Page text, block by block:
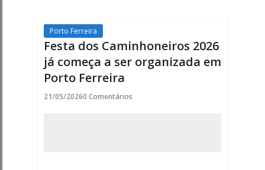
a
ser
organizada
Porto Ferreira
Festa dos Caminhoneiros 2026
já começa a ser organizada em
Porto Ferreira
21/05/20260 Comentários